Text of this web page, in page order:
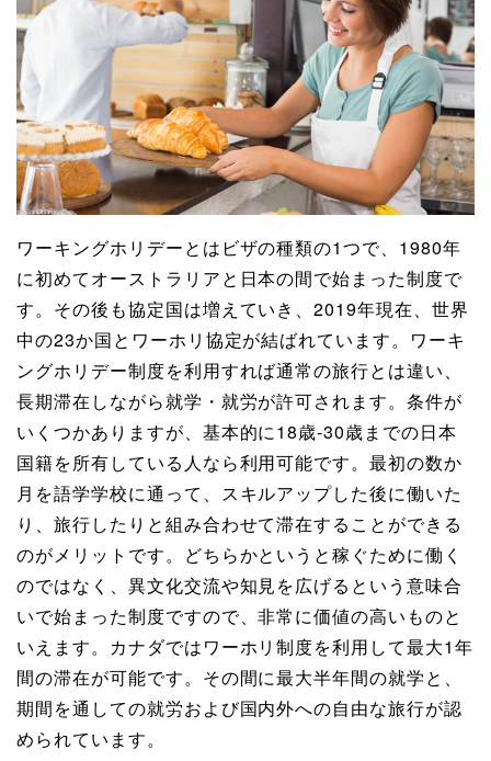
ワーキングホリデーとはビザの種類の1つで、1980年
に初めてオーストラリアと日本の間で始まった制度で
す。その後も協定国は増えていき、2019年現在、世界
中の23か国とワーホリ協定が結ばれています。ワーキ
ングホリデー制度を利用すれば通常の旅行とは違い、
長期滞在しながら就学・就労が許可されます。条件が
いくつかありますが、基本的に18歳-30歳までの日本
国籍を所有している人なら利用可能です。最初の数か
月を語学学校に通って、スキルアップした後に働いた
り、旅行したりと組み合わせて滞在することができる
のがメリットです。どちらかというと稼ぐために働く
のではなく、異文化交流や知見を広げるという意味合
いで始まった制度ですので、非常に価値の高いものと
いえます。カナダではワーホリ制度を利用して最大1年
間の滞在が可能です。その間に最大半年間の就学と、
期間を通しての就労および国内外への自由な旅行が認
められています。